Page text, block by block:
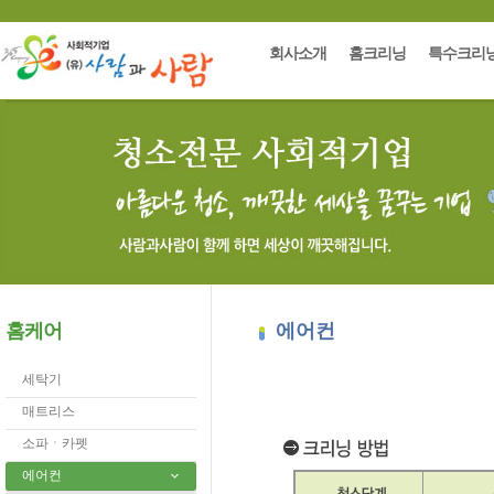
회사소개 홈크리닝 특수크리
홈케어
세탁기
매트리스
소파ㆍ카펫
에어컨
에어컨